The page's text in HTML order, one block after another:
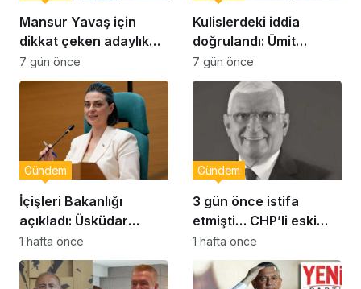
Mansur Yavaş için
dikkat çeken adaylık
çıkışı
7 gün önce
Kulislerdeki iddia
doğrulandı: Ümit
Dikbayır AKP’ye mi
geçiyor!
7 gün önce
İçişleri Bakanlığı
açıkladı: Üsküdar
Belediye Başkanı
Sinem Dedetaş
görevden uzaklaştırıldı
Gündem
1 hafta önce
3 gün önce istifa
etmişti… CHP’li eski
vekil Orhan Ziya Diren
hayatını kaybetti!
Gündem
1 hafta önce